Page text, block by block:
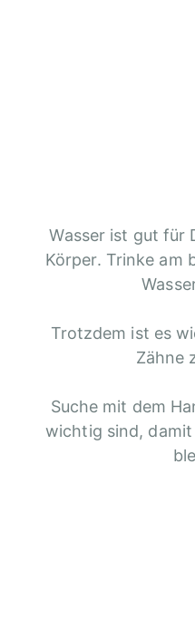
Wasser ist gut für
Körper. Trinke am
Trotzdem ist es
Zähne
Suche mit dem
wichtig sind, damit